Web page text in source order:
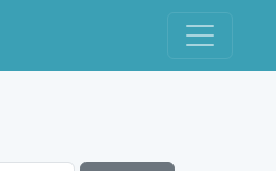
Toggle